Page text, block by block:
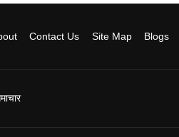
Contact Us Site Map Blogs